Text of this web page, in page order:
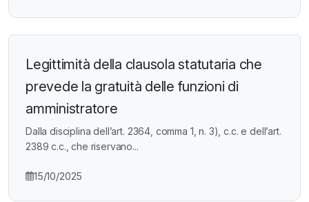
Legittimità della clausola statutaria che
prevede la gratuità delle funzioni di
amministratore
Dalla disciplina dell’art. 2364, comma 1, n. 3), c.c. e dell’art.
2389 c.c., che riservano...
15/10/2025